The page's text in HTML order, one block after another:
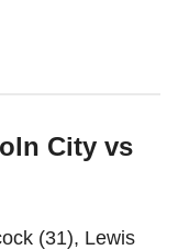
City vs
(31), Lewis